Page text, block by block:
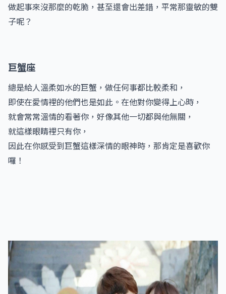
做起事來沒那麼的乾脆，甚至還會出差錯，平常那靈敏的雙
子呢？
巨蟹座
總是給人溫柔如水的巨蟹，做任何事都比較柔和，
即使在愛情裡的他們也是如此。在他對你變得上心時，
就會常常溫情的看著你，好像其他一切都與他無關，
就這樣眼睛裡只有你，
因此在你感受到巨蟹這樣深情的眼神時，那肯定是喜歡你
囉！